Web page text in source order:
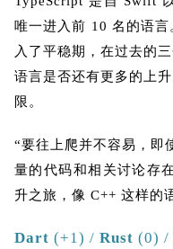
唯一进入前 10 名的语
入了平稳期，在过去的
语言是否还有更多的上
限。
“要往上爬并不容易，即
量的代码和相关讨论存
升之旅，像 C++ 这样的
Dart (+1) / Rust (0) /